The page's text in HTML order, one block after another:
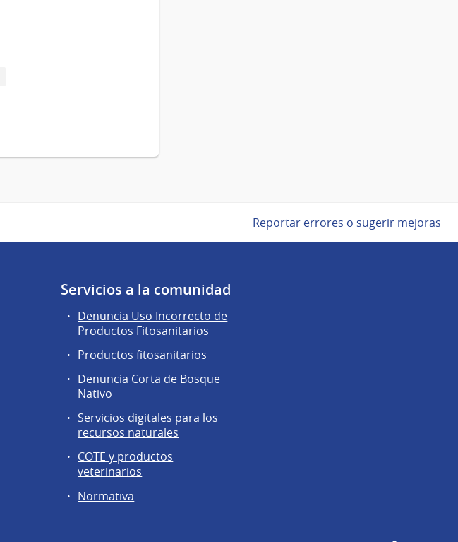
Reportar errores o sugerir mejoras
Servicios a la comunidad
Denuncia Uso Incorrecto de
Productos Fitosanitarios
Productos fitosanitarios
Denuncia Corta de Bosque
Nativo
Servicios digitales para los
recursos naturales
COTE y productos
veterinarios
Normativa